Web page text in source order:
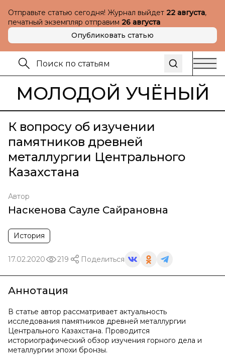
Отправьте статью сегодня! Журнал выйдет 22 августа,
печатный экземпляр отправим 26 августа
Опубликовать статью
МОЛОДОЙ УЧЁНЫЙ
К вопросу об изучении
памятников древней
металлургии Центрального
Казахстана
Автор
Наскенова Сауле Сайрановна
История
17.02.2020 219 Поделиться
Аннотация
В статье автор рассматривает актуальность
исследования памятников древней металлургии
Центрального Казахстана. Проводится
историографический обзор изучения горного дела и
металлургии эпохи бронзы.